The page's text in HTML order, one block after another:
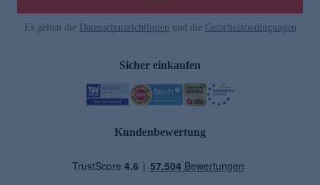
Es gelten die Datenschutzrichtlinien und die Gutscheinbedingungen
Sicher einkaufen
Kundenbewertung